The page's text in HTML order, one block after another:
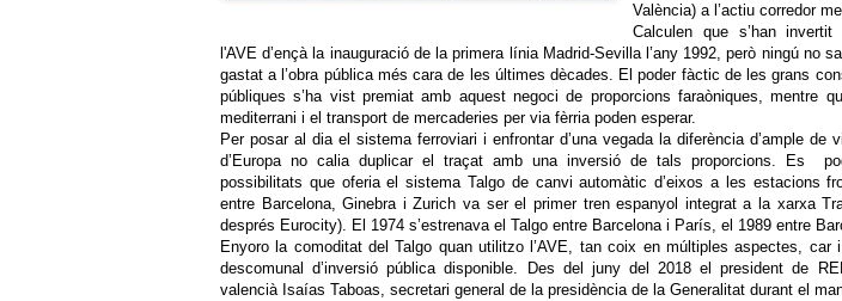
València) a l’actiu corredor
Calculen que s’han
l'AVE d’ençà la inauguració de la primera línia Madrid-Sevilla l’any 1992, però ningú no
gastat a l’obra pública més cara de les últimes dècades. El poder fàctic de les grans
públiques s’ha vist premiat amb aquest negoci de proporcions faraòniques, mentre
mediterrani i el transport de mercaderies per via fèrria poden esperar.
Per posar al dia el sistema ferroviari i enfrontar d’una vegada la diferència d’ample de
d’Europa no calia duplicar el traçat amb una inversió de tals proporcions. Es
possibilitats que oferia el sistema Talgo de canvi automàtic d’eixos a les estacions
entre Barcelona, Ginebra i Zurich va ser el primer tren espanyol integrat a la xarxa
després Eurocity). El 1974 s’estrenava el Talgo entre Barcelona i París, el 1989 entre
Enyoro la comoditat del Talgo quan utilitzo l’AVE, tan coix en múltiples aspectes, car i
descomunal d’inversió pública disponible. Des del juny del 2018 el president de
valencià Isaías Taboas, secretari general de la presidència de la Generalitat durant el